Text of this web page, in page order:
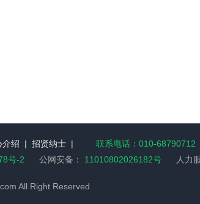
介绍 | 招贤纳士 |
联系电话：010-68790712
号-2 公网安备： 11010802026182号 人力服
All Right Reserved